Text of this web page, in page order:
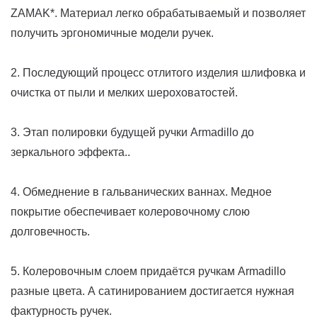
ZAMAK*. Материал легко обрабатываемый и позволяет
получить эргономичные модели ручек.
2. Последующий процесс отлитого изделия шлифовка и
очистка от пыли и мелких шероховатостей.
3. Этап полировки будущей ручки Armadillo до
зеркального эффекта..
4. Обмеднение в гальванических ваннах. Медное
покрытие обеспечивает колеровочному слою
долговечность.
5. Колеровочным слоем придаётся ручкам Armadillo
разные цвета. А сатинированием достигается нужная
фактурность ручек.